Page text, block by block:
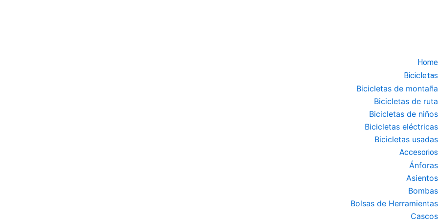
Home
Bicicletas
Bicicletas de montaña
Bicicletas de ruta
Bicicletas de niños
Bicicletas eléctricas
Bicicletas usadas
Accesorios
Ánforas
Asientos
Bombas
Bolsas de Herramientas
Cascos